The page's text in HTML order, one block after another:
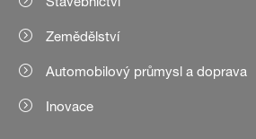
Zemědělství
Automobilový průmysl a doprava
Inovace